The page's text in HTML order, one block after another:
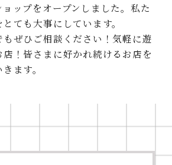
ップをオープンしました。私た
ても⼤事にしています。
もぜひご相談ください！気軽に遊
！皆さまに好かれ続けるお店を
ます。